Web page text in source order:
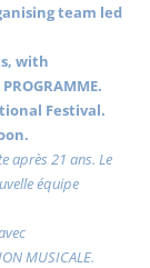
team led
with
Festival.
après 21 ans. Le
équipe
MUSICALE.